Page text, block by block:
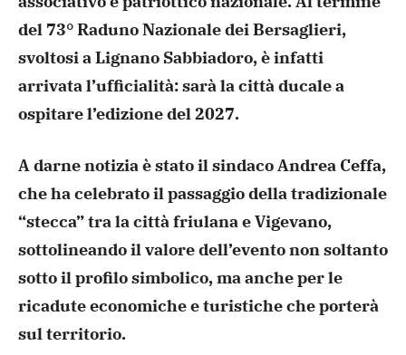
del 73° Raduno Nazionale dei Bersaglieri,
svoltosi a Lignano Sabbiadoro, è infatti
arrivata l’ufficialità: sarà la città ducale a
ospitare l’edizione del 2027.
A darne notizia è stato il sindaco Andrea Ceffa,
che ha celebrato il passaggio della tradizionale
“stecca” tra la città friulana e Vigevano,
sottolineando il valore dell’evento non soltanto
sotto il profilo simbolico, ma anche per le
ricadute economiche e turistiche che porterà
sul territorio.